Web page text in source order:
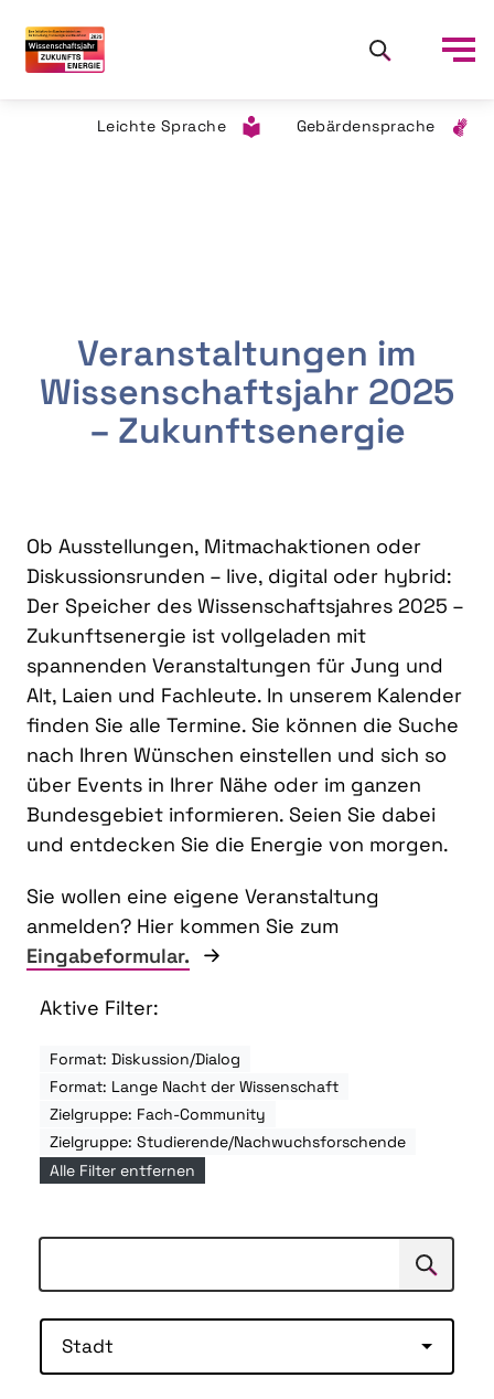
Leichte Sprache Gebärdensprache
Veranstaltungen im
Wissenschaftsjahr 2025
– Zukunftsenergie
Ob Ausstellungen, Mitmachaktionen oder
Diskussionsrunden – live, digital oder hybrid:
Der Speicher des Wissenschaftsjahres 2025 –
Zukunftsenergie ist vollgeladen mit
spannenden Veranstaltungen für Jung und
Alt, Laien und Fachleute. In unserem Kalender
finden Sie alle Termine. Sie können die Suche
nach Ihren Wünschen einstellen und sich so
über Events in Ihrer Nähe oder im ganzen
Bundesgebiet informieren. Seien Sie dabei
und entdecken Sie die Energie von morgen.
Sie wollen eine eigene Veranstaltung
anmelden? Hier kommen Sie zum
Eingabeformular.
Aktive Filter:
Format: Diskussion/Dialog
Format: Lange Nacht der Wissenschaft
Zielgruppe: Fach-Community
Zielgruppe: Studierende/Nachwuchsforschende
Alle Filter entfernen
Suchen
Stadt